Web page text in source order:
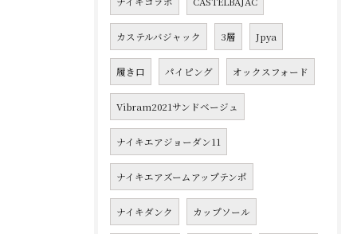
カステルバジャック 3層 Jpya
履き口 パイピング オックスフォード
Vibram2021サンドベージュ
ナイキエアジョーダン11
ナイキエアズームアップテンポ
ナイキダンク カップソール